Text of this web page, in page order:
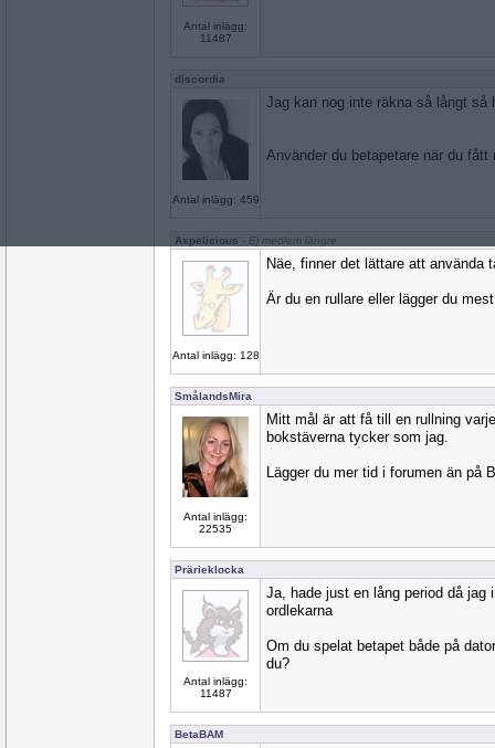
Antal inlägg:
11487
discordia
Antal inlägg: 459
Jag kan nog inte räkna så långt så
Använder du betapetare när du fått
Aspelicious - Ej medlem längre
Antal inlägg: 128
Näe, finner det lättare att använda
Är du en rullare eller lägger du
SmålandsMira
Antal inlägg:
22535
Mitt mål är att få till en rullning
bokstäverna tycker som jag.
Lägger du mer tid i forumen än på
Prärieklocka
Antal inlägg:
11487
Ja, hade just en lång period då
ordlekarna
Om du spelat betapet både på
du?
BetaBAM